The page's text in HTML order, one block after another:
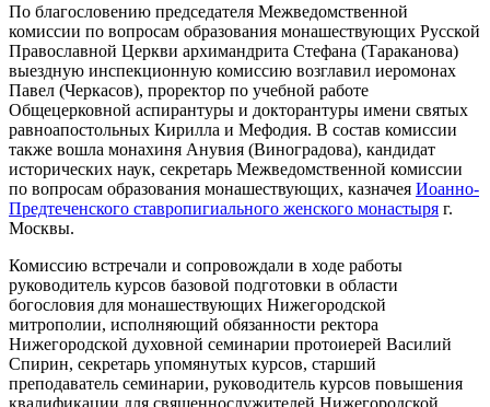
По благословению председателя Межведомственной
комиссии по вопросам образования монашествующих Русской
Православной Церкви архимандрита Стефана (Тараканова)
выездную инспекционную комиссию возглавил иеромонах
Павел (Черкасов), проректор по учебной работе
Общецерковной аспирантуры и докторантуры имени святых
равноапостольных Кирилла и Мефодия. В состав комиссии
также вошла монахиня Анувия (Виноградова), кандидат
исторических наук, секретарь Межведомственной комиссии
по вопросам образования монашествующих, казначея Иоанно-
Предтеченского ставропигиального женского монастыря г.
Москвы.
Комиссию встречали и сопровождали в ходе работы
руководитель курсов базовой подготовки в области
богословия для монашествующих Нижегородской
митрополии, исполняющий обязанности ректора
Нижегородской духовной семинарии протоиерей Василий
Спирин, секретарь упомянутых курсов, старший
преподаватель семинарии, руководитель курсов повышения
квалификации для священнослужителей Нижегородской